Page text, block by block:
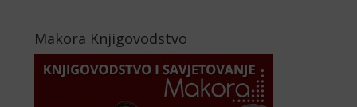
Makora Knjigovodstvo